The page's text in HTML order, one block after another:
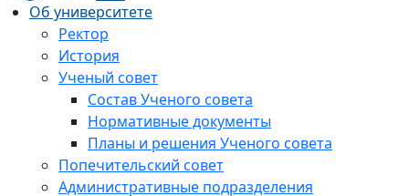
Об университете
Ректор
История
Ученый совет
Состав Ученого совета
Нормативные документы
Планы и решения Ученого совета
Попечительский совет
Административные подразделения